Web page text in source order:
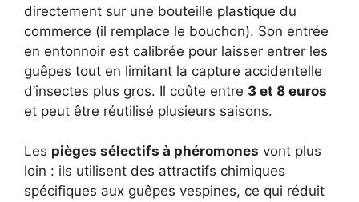
directement sur une bouteille plastique du
commerce (il remplace le bouchon). Son entrée
en entonnoir est calibrée pour laisser entrer les
guêpes tout en limitant la capture accidentelle
d’insectes plus gros. Il coûte entre 3 et 8 euros
et peut être réutilisé plusieurs saisons.
Les pièges sélectifs à phéromones vont plus
loin : ils utilisent des attractifs chimiques
spécifiques aux guêpes vespines, ce qui réduit